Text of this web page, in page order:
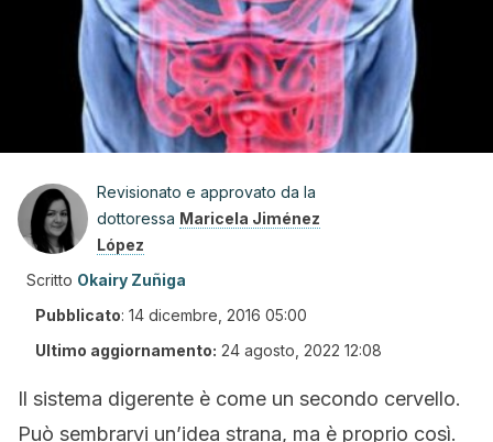
Revisionato e approvato da la
dottoressa Maricela Jiménez
López
Scritto Okairy Zuñiga
Pubblicato: 14 dicembre, 2016 05:00
Ultimo aggiornamento: 24 agosto, 2022 12:08
Il sistema digerente è come un secondo cervello.
Può sembrarvi un’idea strana, ma è proprio così.